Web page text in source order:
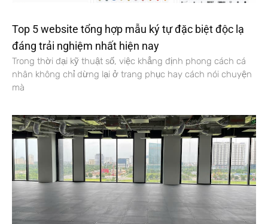
Top 5 website tổng hợp mẫu ký tự đặc biệt độc lạ
đáng trải nghiệm nhất hiện nay
Trong thời đại kỹ thuật số, việc khẳng định phong cách cá
nhân không chỉ dừng lại ở trang phục hay cách nói chuyện
mà